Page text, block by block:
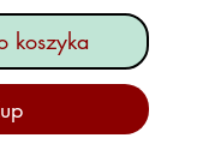
koszyka